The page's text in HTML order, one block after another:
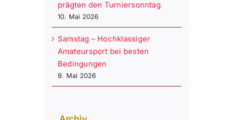
prägten den Turniersonntag
10. Mai 2026
Samstag – Hochklassiger
Amateursport bei besten
Bedingungen
9. Mai 2026